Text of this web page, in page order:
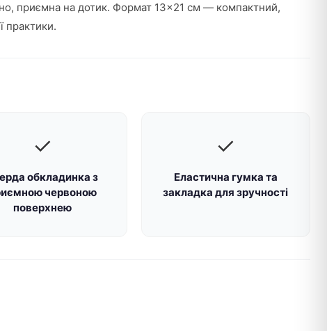
приємна на дотик. Формат 13×21 см — компактний,
практики.
✓
обкладинка з
червоною
поверхнею
✓
Еластична гумка та
закладка для зручності